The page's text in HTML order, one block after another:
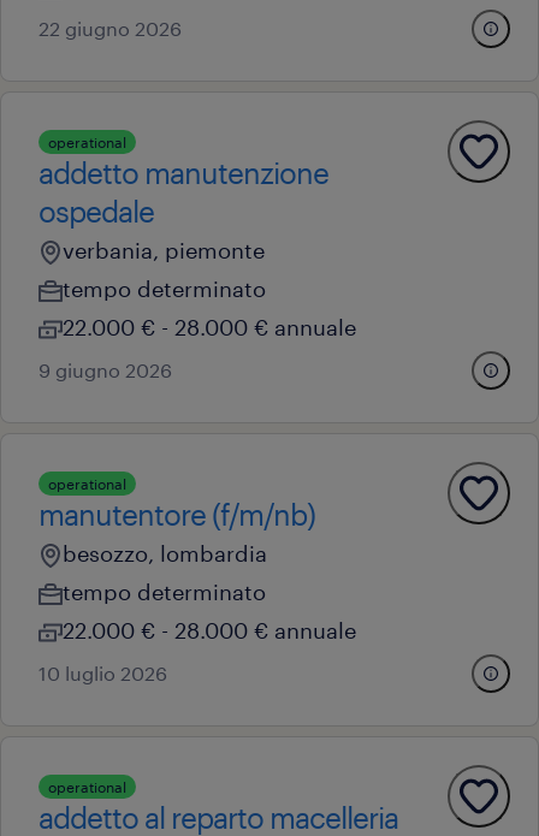
22 giugno 2026
operational
addetto manutenzione
ospedale
verbania, piemonte
tempo determinato
22.000 € - 28.000 € annuale
9 giugno 2026
operational
manutentore (f/m/nb)
besozzo, lombardia
tempo determinato
22.000 € - 28.000 € annuale
10 luglio 2026
operational
addetto al reparto macelleria